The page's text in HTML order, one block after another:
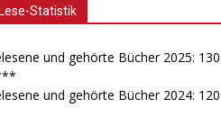
Lese-Statistik
und gehörte Bücher 2025: 130
und gehörte Bücher 2024: 120